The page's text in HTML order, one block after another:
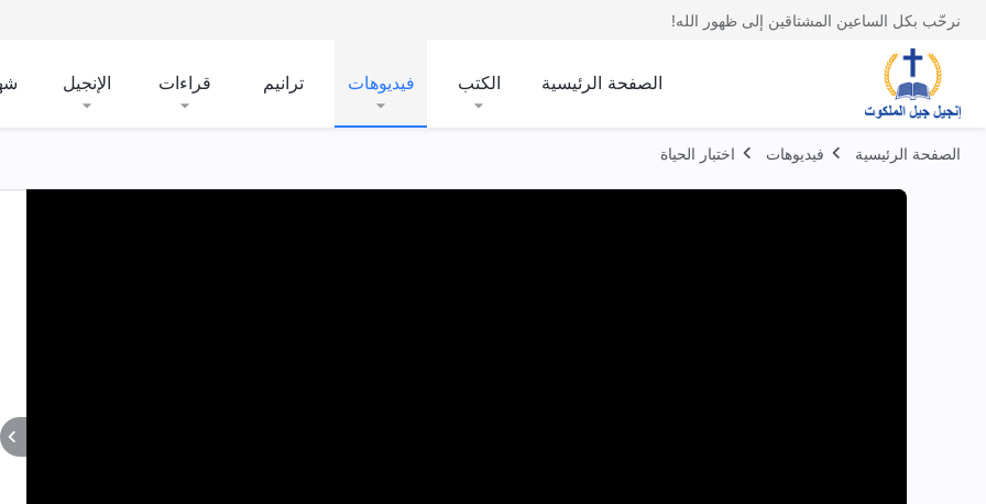
نرحّب بكل الساعين المشتاقين إلى ظهور الله!
الصفحة الرئيسية الكتب فيديوهات ترانيم قراءات الإنجيل
الصفحة الرئيسية فيديوهات اختبار الحياة